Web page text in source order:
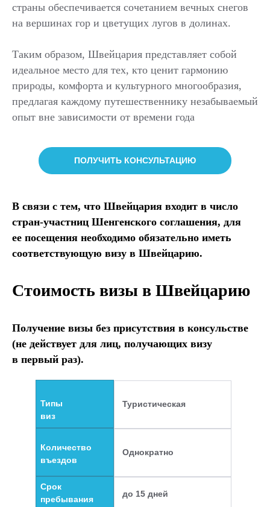
страны обеспечивается сочетанием вечных снегов
на вершинах гор и цветущих лугов в долинах.
Таким образом, Швейцария представляет собой
идеальное место для тех, кто ценит гармонию
природы, комфорта и культурного многообразия,
предлагая каждому путешественнику незабываемый
опыт вне зависимости от времени года
ПОЛУЧИТЬ КОНСУЛЬТАЦИЮ
В связи с тем, что Швейцария входит в число
стран-участниц Шенгенского соглашения, для
ее посещения необходимо обязательно иметь
соответствующую визу в Швейцарию.
Стоимость визы в Швейцарию
Получение визы без присутствия в консульстве
(не действует для лиц, получающих визу
в первый раз).
Однократно
Срок
пребывания
Количество
въездов
до 15 дней
Туристическая
Типы
виз